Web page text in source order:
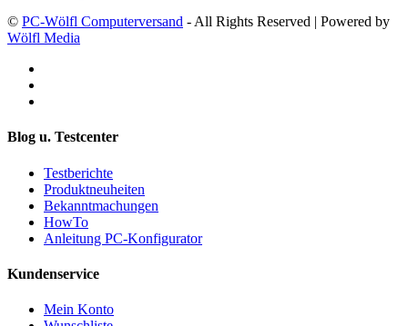
© PC-Wölfl Computerversand - All Rights Reserved | Powered by
Wölfl Media
Blog u. Testcenter
Testberichte
Produktneuheiten
Bekanntmachungen
HowTo
Anleitung PC-Konfigurator
Kundenservice
Mein Konto